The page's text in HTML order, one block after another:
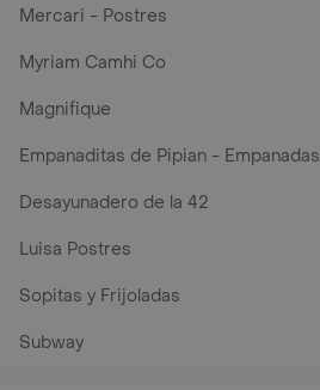
Mercari - Postres
Myriam Camhi Co
Magnifique
Empanaditas de Pipian - Empanadas
Desayunadero de la 42
Luisa Postres
Sopitas y Frijoladas
Subway